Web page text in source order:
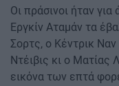
Οι πράσινοι ήταν
Εργκίν Αταμάν τα
Σορτς, ο Κέντρικ Ναν
Ντέιβις κι ο Ματίας
εικόνα των επτά